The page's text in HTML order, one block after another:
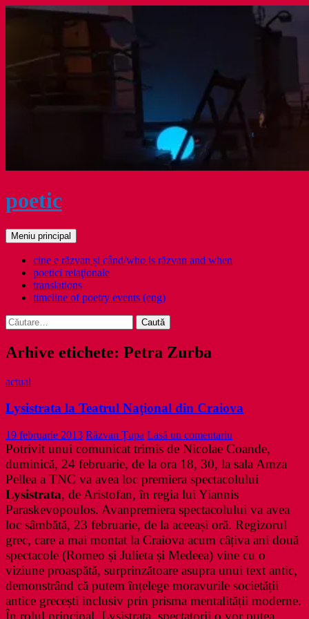
Sari
poetic
Caută
Meniu principal
cine e răzvan și când/who is răzvan and when
poetici relaţionale
translations
timeline of poetry events (eng)
Caută
după:
Arhive etichete: Petra Zurba
actual
Lysistrata la Teatrul Naţional din Craiova
19 februarie 2013 Răzvan Țupa Lasă un comentariu
Potrivit unui comunicat trimis de Nicolae Coande,
duminică, 24 februarie, de la ora 18, 30, la sala Amza
Pellea a TNC va avea loc premiera spectacolului
Lysistrata, de Aristofan, în regia lui Yiannis
Paraskevopoulos. Avanpremiera spectacolului va avea
loc sâmbătă, 23 februarie, de la aceeași oră. Regizorul
grec, care a mai montat la Craiova acum câțiva ani două
spectacole (Romeo și Julieta și Medeea) vine cu o
viziune proaspătă, surprinzătoare asupra unui text antic,
demonstrând că putem înțelege moravurile societății
antice grecești inclusiv prin prisma mentalității moderne.
În rolul principal, Lysistrata, spectatorii o vor putea